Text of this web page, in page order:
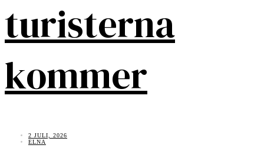
turisterna
kommer
2 JULI, 2026
ELNA